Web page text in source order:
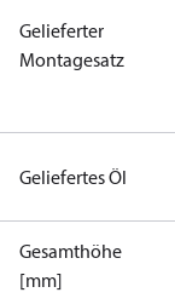
Gelieferter
Montagesatz
Geliefertes Öl
Gesamthöhe
[mm]